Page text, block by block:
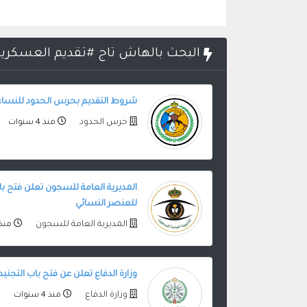
البحث بالهاش تاج #تقديم العسكرية
شروط التقديم بحرس الحدود
حرس الحدود منذ 4 سنوات
المديرية العامة للسجون تعلن فتح
للعنصر النسائي
المديرية العامة للسجون منذ 4
وزارة الدفاع تعلن عن فتح باب التجنيد
وزارة الدفاع منذ 4 سنوات